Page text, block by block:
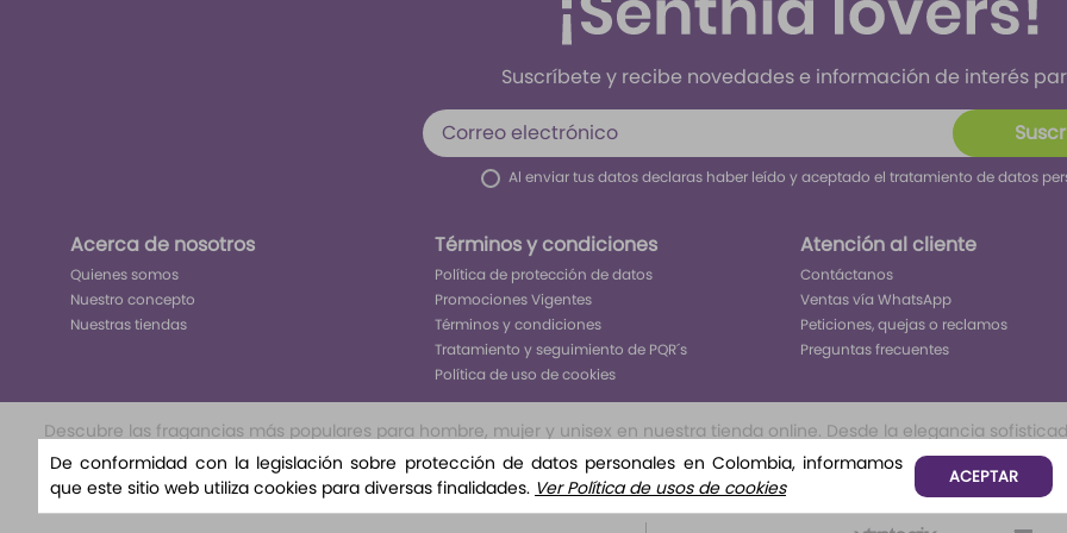
Suscríbete y recibe novedades e información de interés
Al enviar tus datos declaras haber leído y aceptado el tratamiento de datos
Acerca de nosotros
Quienes somos
Nuestro concepto
Nuestras tiendas
Términos y condiciones
Política de protección de datos
Promociones Vigentes
Términos y condiciones
Tratamiento y seguimiento de PQR´s
Política de uso de cookies
Atención al cliente
Contáctanos
Ventas vía WhatsApp
Peticiones, quejas o reclamos
Preguntas frecuentes
Descubre las fragancias más populares para hombre, mujer y unisex en nuestra tienda online. Desde la elegancia
nuestra selección exclusiva te llevará a un viaje olfativo inolvidable. Encuentra tu aroma perfecto para cada ocasión,
nuestra variedad de aromas florales, amaderado, o frutales te permitirá tener todo lo que buscar para ser el
De conformidad con la legislación sobre protección de datos personales en Colombia, informamos
que este sitio web utiliza cookies para diversas finalidades. Ver Política de usos de cookies ACEPTAR